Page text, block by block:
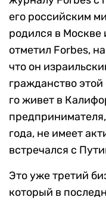
его российским
родился в Москве
отметил Forbes,
что он
гражданство
го живет в
года, не имеет
встречался с
Это уже третий
который в